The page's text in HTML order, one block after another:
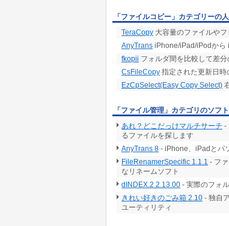
「ファイルコピー」カテゴリーの
TeraCopy 大容量のファイルや
AnyTrans iPhone/iPad/iPodから
fkopii フォルダ間を比較して差
CsFileCopy 指定された更新日
EzCpSelect(Easy Copy Select)
「ファイル管理」カテゴリのソフ
あれ？どこだっけマルチサーチ -
るファイルを探します
AnyTrans 8 - iPhone、iPadとパ
FileRenamerSpecific 1.1.1 - フ
なリネームソフト
dINDEX.2 2.13.00 - 実際のフォ
きれい好きのごみ箱 2.10 - 独自
ユーティリティ